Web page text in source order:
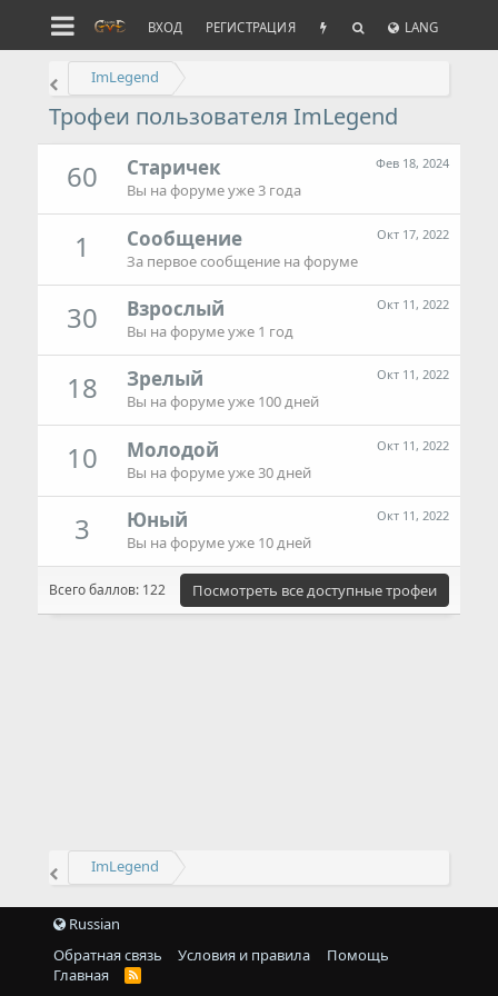
ВХОД РЕГИСТРАЦИЯ LANG
ImLegend
Трофеи пользователя ImLegend
60 Фев 18, 2024
Старичек
Вы на форуме уже 3 года
1 Окт 17, 2022
Сообщение
За первое сообщение на форуме
30 Окт 11, 2022
Взрослый
Вы на форуме уже 1 год
18 Окт 11, 2022
Зрелый
Вы на форуме уже 100 дней
10 Окт 11, 2022
Молодой
Вы на форуме уже 30 дней
3 Окт 11, 2022
Юный
Вы на форуме уже 10 дней
Всего баллов: 122 Посмотреть все доступные трофеи
ImLegend
Russian
Обратная связь
Условия и правила
Помощь
Главная